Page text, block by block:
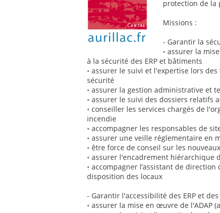
protection de la
Missions :
- Garantir la
◦ assurer la
à la sécurité des ERP et bâtiments
◦ assurer le suivi et l'expertise lors
sécurité
◦ assurer la gestion administrative et
◦ assurer le suivi des dossiers relatifs
◦ conseiller les services chargés de
incendie
◦ accompagner les responsables de
◦ assurer une veille réglementaire en
◦ être force de conseil sur les
◦ assurer l'encadrement hiérarchique
◦ accompagner l’assistant de
disposition des locaux
- Garantir l'accessibilité des ERP et
◦ assurer la mise en œuvre de l'ADAP